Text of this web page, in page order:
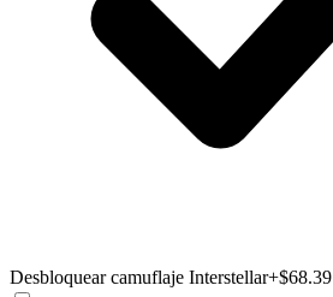
Desbloquear camuflaje Interstellar+$68.39